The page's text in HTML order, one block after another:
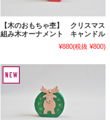
【木のおもちゃ杢】 クリスマス
組み木オーナメント キャンドル
¥880(税抜 ¥800)